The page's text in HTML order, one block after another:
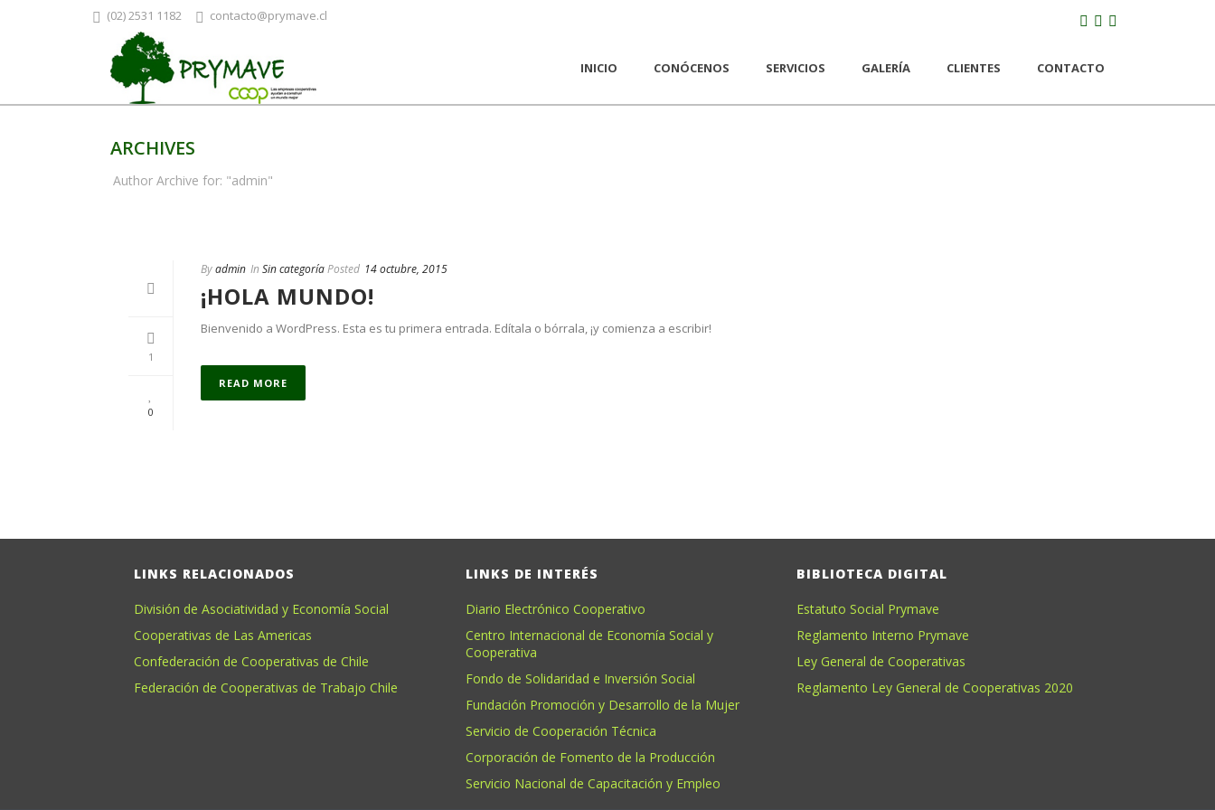
(02) 2531 1182 contacto@prymave.cl
INICIO CONÓCENOS SERVICIOS GALERÍA CLIENTES CONTACTO
ARCHIVES
Author Archive for: "admin"
1
0
Byadmin In Sin categoríaPosted 14 octubre, 2015
¡HOLA MUNDO!
Bienvenido a WordPress. Esta es tu primera entrada. Edítala o bórrala, ¡y comienza a escribir!
READ MORE
LINKS RELACIONADOS
División de Asociatividad y Economía Social
Cooperativas de Las Americas
Confederación de Cooperativas de Chile
Federación de Cooperativas de Trabajo Chile
LINKS DE INTERÉS
Diario Electrónico Cooperativo
Centro Internacional de Economía Social y
Cooperativa
Fondo de Solidaridad e Inversión Social
Fundación Promoción y Desarrollo de la Mujer
Servicio de Cooperación Técnica
Corporación de Fomento de la Producción
Servicio Nacional de Capacitación y Empleo
BIBLIOTECA DIGITAL
Estatuto Social Prymave
Reglamento Interno Prymave
Ley General de Cooperativas
Reglamento Ley General de Cooperativas 2020